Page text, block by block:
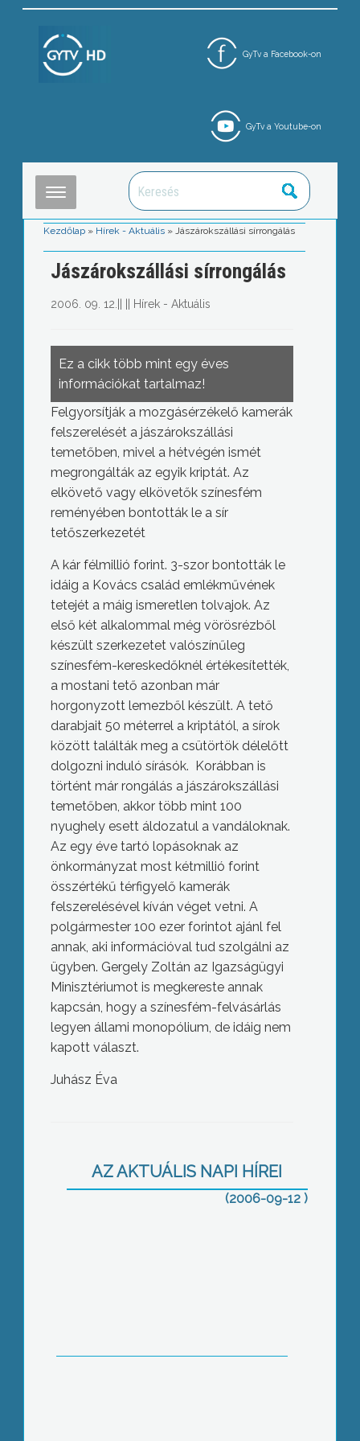
GyTv a Facebook-on
GyTv a Youtube-on
Kezdőlap » Hírek - Aktuális »Jászárokszállási sírrongálás
Jászárokszállási sírrongálás
2006. 09. 12. Hírek - Aktuális
Ez a cikk több mint egy éves
információkat tartalmaz!
Felgyorsítják a mozgásérzékelő kamerák
felszerelését a jászárokszállási
temetőben, mivel a hétvégén ismét
megrongálták az egyik kriptát. Az
elkövető vagy elkövetők színesfém
reményében bontották le a sír
tetőszerkezetét
A kár félmillió forint. 3-szor bontották le
idáig a Kovács család emlékművének
tetejét a máig ismeretlen tolvajok. Az
első két alkalommal még vörösrézből
készült szerkezetet valószínűleg
színesfém-kereskedőknél értékesítették,
a mostani tető azonban már
horgonyzott lemezből készült. A tető
darabjait 50 méterrel a kriptától, a sírok
között találták meg a csütörtök délelőtt
dolgozni induló sírásók. Korábban is
történt már rongálás a jászárokszállási
temetőben, akkor több mint 100
nyughely esett áldozatul a vandáloknak.
Az egy éve tartó lopásoknak az
önkormányzat most kétmillió forint
összértékű térfigyelő kamerák
felszerelésével kíván véget vetni. A
polgármester 100 ezer forintot ajánl fel
annak, aki információval tud szolgálni az
ügyben. Gergely Zoltán az Igazságügyi
Minisztériumot is megkereste annak
kapcsán, hogy a színesfém-felvásárlás
legyen állami monopólium, de idáig nem
kapott választ.
Juhász Éva
AZ AKTUÁLIS NAPI HÍREI
(2006-09-12 )